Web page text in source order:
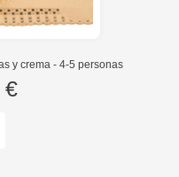
y crema - 4-5 personas
€